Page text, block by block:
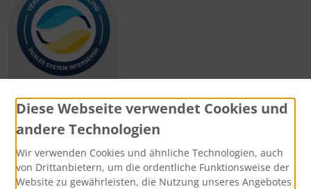
Zahlungsmethoden
Diese Webseite verwendet Cookies und
andere Technologien
Wir verwenden Cookies und ähnliche Technologien, auch
von Drittanbietern, um die ordentliche Funktionsweise der
Website zu gewährleisten, die Nutzung unseres Angebotes